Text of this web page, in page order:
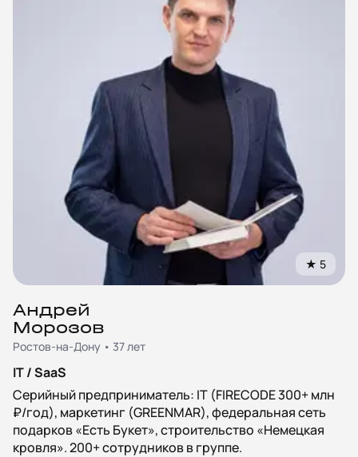
★ 5
Андрей
Морозов
Ростов-на-Дону • 37 лет
IT / SaaS
Серийный предприниматель: IT (FIRECODE 300+ млн
₽/год), маркетинг (GREENMAR), федеральная сеть
подарков «Есть Букет», строительство «Немецкая
кровля». 200+ сотрудников в группе.